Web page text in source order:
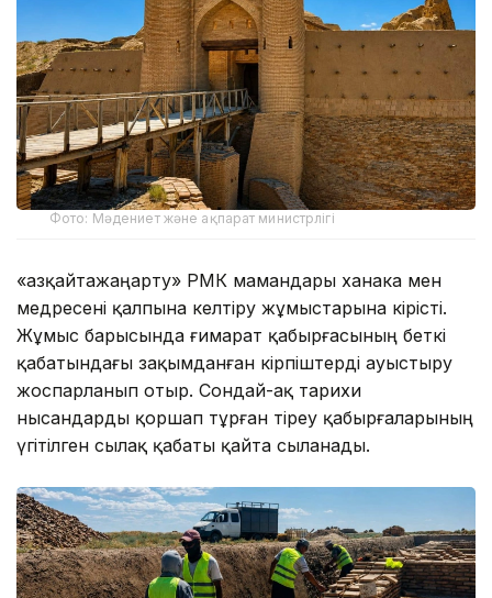
Фото: Мәдениет және ақпарат министрлігі
«Қазқайтажаңарту» РМК мамандары ханака мен
медресені қалпына келтіру жұмыстарына кірісті.
Жұмыс барысында ғимарат қабырғасының беткі
қабатындағы зақымданған кірпіштерді ауыстыру
жоспарланып отыр. Сондай-ақ тарихи
нысандарды қоршап тұрған тіреу қабырғаларының
үгітілген сылақ қабаты қайта сыланады.